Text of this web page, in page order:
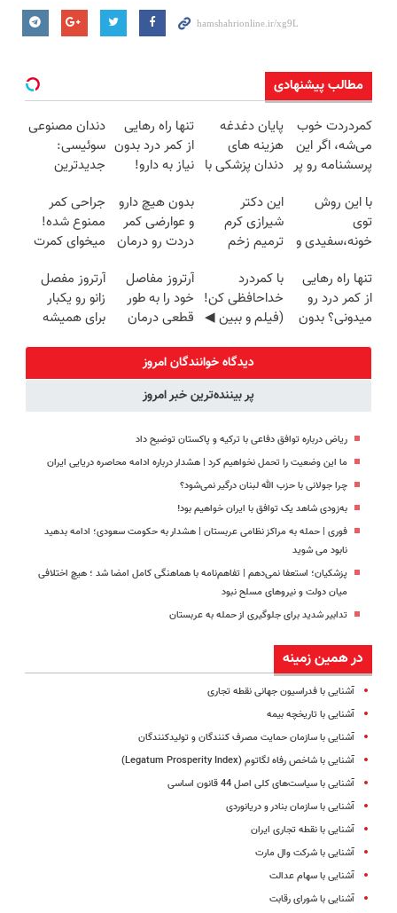
مطالب پیشنهادی
کمردردت خوب
می‌شه، اگر این
پرسشنامه رو پر
پایان دغدغه
هزینه های
دندان پزشکی با
کننده خانگی
تنها راه رهایی
از کمر درد بدون
نیاز به دارو!
دندان مصنوعی
سوئیسی:
جدیدترین
سبک و مقاوم |
پرداخت قسطی
با این روش
توی
خونه،سفیدی و
برگردون
(40%off)
این دکتر
شیرازی کرم
ترمیم زخم
ساخت!!!
بدون هیچ دارو
و عوارضی کمر
دردت رو درمان
(پرسش‌نامه)
جراحی کمر
ممنوع شده!
میخوای کمرت
درمان کنی؟
((پرسش‌نامه))
تنها راه رهایی
از کمر درد رو
میدونی؟ بدون
با کمردرد
خداحافظی کن!
(فیلم و ببین ◀
آرتروز مفاصل
خود را به طور
قطعی درمان
◗پرسش‌نامه◖
آرتروز مفصل
زانو رو یکبار
برای همیشه
دیدگاه خوانندگان امروز
پر بیننده‌ترین خبر امروز
ریاض درباره توافق دفاعی با ترکیه و پاکستان توضیح داد
ما این وضعیت را تحمل نخواهیم کرد | هشدار درباره ادامه محاصره دریایی ایران
چرا جولانی با حزب الله لبنان درگیر نمی‌شود؟
به‌زودی شاهد یک توافق با ایران خواهیم بود!
فوری | حمله به مراکز نظامی عربستان | هشدار به حکومت سعودی؛ ادامه بدهید
نابود می شوید
پزشکیان؛ استعفا نمی‌دهم | تفاهم‌نامه با هماهنگی کامل امضا شد ؛ هیچ اختلافی
میان دولت و نیروهای مسلح نبود
تدابیر شدید برای جلوگیری از حمله به عربستان
در همین زمینه
آشنایی با فدراسیون جهانی نقطه تجاری
آشنایی با تاریخچه بیمه
آشنایی با سازمان حمایت مصرف کنندگان و تولیدکنندگان
آشنایی با شاخص رفاه لگاتوم (Legatum Prosperity Index)
آشنایی با سیاست‌های کلی اصل 44 قانون اساسی
آشنایی با سازمان بنادر و دریانوردی
آشنایی با نقطه تجاری ایران
آشنایی با شرکت وال مارت
آشنایی با سهام عدالت
آشنایی با شورای رقابت